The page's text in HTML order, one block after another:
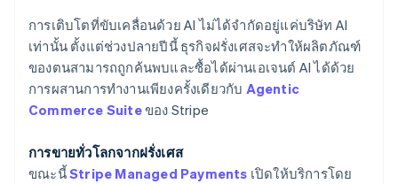
การเติบโตที่ขับเคลื่อนด้วย AI ไม่ได้จำกัดอยู่แค่บริษัท AI
เท่านั้น ตั้งแต่ช่วงปลายปีนี้ ธุรกิจฝรั่งเศสจะทำให้ผลิตภัณฑ์
ของตนสามารถถูกค้นพบและซื้อได้ผ่านเอเจนต์ AI ได้ด้วย
การผสานการทำงานเพียงครั้งเดียวกับ Agentic
Commerce Suiteของ Stripe
การขายทั่วโลกจากฝรั่งเศส
ขณะนี้Stripe Managed Payments เปิดให้บริการโดย
English
นิวซีแลนด์
English
เนเธอร์แลนด์
Nederlands English
Português
บัลแกเรีย
English